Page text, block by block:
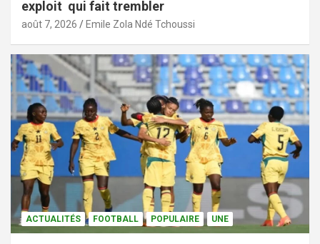
exploit qui fait trembler
août 7, 2026 Emile Zola Ndé Tchoussi
ACTUALITÉS FOOTBALL POPULAIRE UNE